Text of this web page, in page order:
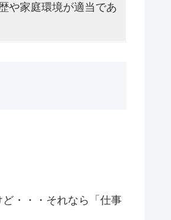
や家庭環境が適当であ
・・・それなら「仕事